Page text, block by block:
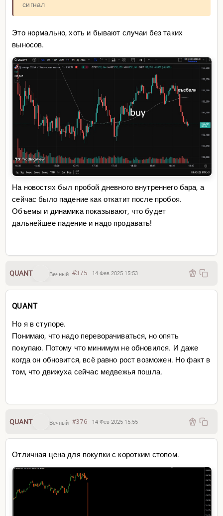
сигнал
Это нормально, хоть и бывают случаи без таких
выносов.
На новостях был пробой дневного внутреннего бара, а
сейчас было падение как откатит после пробоя.
Объемы и динамика показывают, что будет
дальнейшее падение и надо продавать!
QUANT Вечный #375 14 Фев 2025 15:53
QUANT
Но я в ступоре.
Понимаю, что надо переворачиваться, но опять
покупаю. Потому что минимум не обновился. И даже
когда он обновится, всё равно рост возможен. Но факт в
том, что движуха сейчас медвежья пошла.
QUANT Вечный #376 14 Фев 2025 15:55
Отличная цена для покупки с коротким стопом.